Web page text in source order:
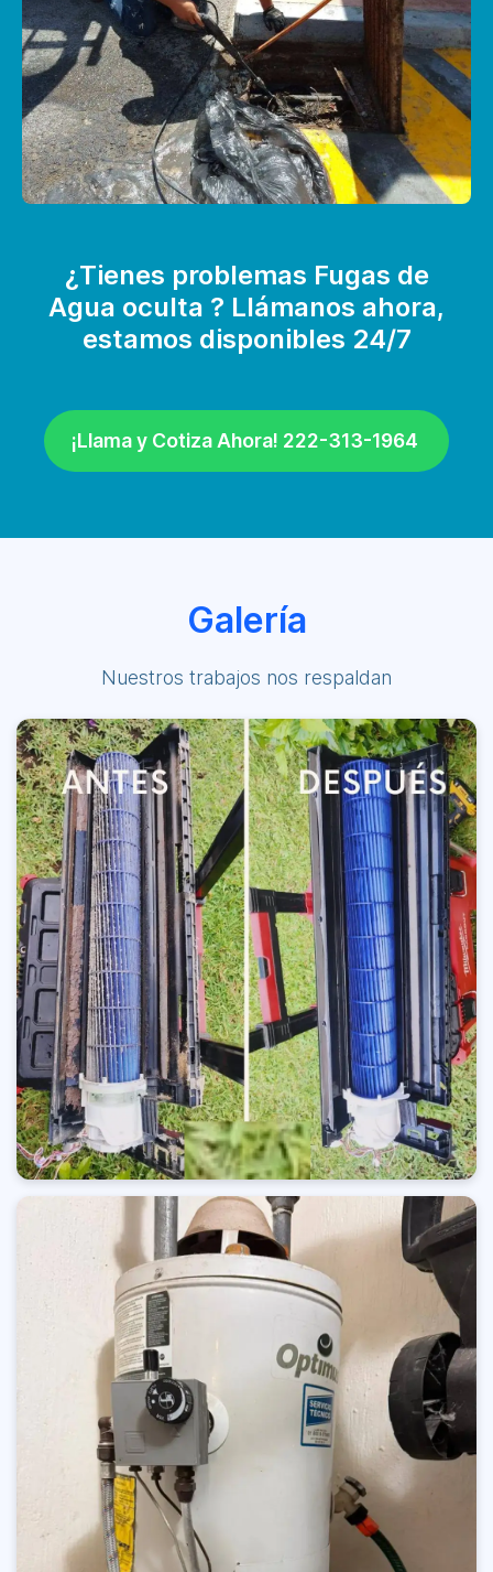
¿Tienes problemas Fugas de
Agua oculta ? Llámanos ahora,
estamos disponibles 24/7
¡Llama y Cotiza Ahora! 222-313-1964
Galería
Nuestros trabajos nos respaldan